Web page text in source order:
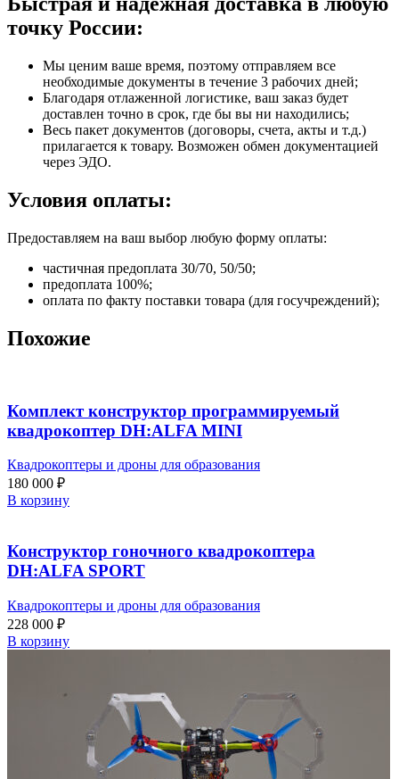
точку России:
Мы ценим ваше время, поэтому отправляем все
необходимые документы в течение 3 рабочих дней;
Благодаря отлаженной логистике, ваш заказ будет
доставлен точно в срок, где бы вы ни находились;
Весь пакет документов (договоры, счета, акты и т.д.)
прилагается к товару. Возможен обмен документацией
через ЭДО.
Условия оплаты:
Предоставляем на ваш выбор любую форму оплаты:
частичная предоплата 30/70, 50/50;
предоплата 100%;
оплата по факту поставки товара (для госучреждений);
Похожие
Комплект конструктор программируемый
квадрокоптер DH:ALFA MINI
Квадрокоптеры и дроны для образования
180 000 ₽
В корзину
Конструктор гоночного квадрокоптера
DH:ALFA SPORT
Квадрокоптеры и дроны для образования
228 000 ₽
В корзину